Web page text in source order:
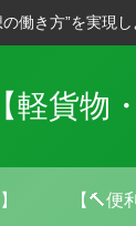
働き方”を実現し
貨物
【🔨便